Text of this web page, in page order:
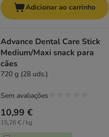
Adicionar ao carrinho
Advance Dental Care Stick
Medium/Maxi snack para
cães
720 g (28 uds.)
10,99 €
15,26 € / kg
Sem avaliações